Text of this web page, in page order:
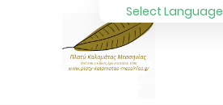
Select Language